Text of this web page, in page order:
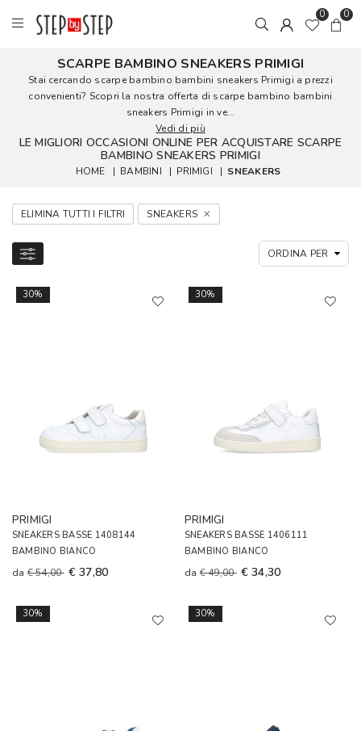
0 0
SCARPE BAMBINO SNEAKERS PRIMIGI
Stai cercando scarpe bambino bambini sneakers Primigi a prezzi
convenienti? Scopri la nostra offerta di scarpe bambino bambini
sneakers Primigi in ve...
Vedi di più
LE MIGLIORI OCCASIONI ONLINE PER ACQUISTARE SCARPE
BAMBINO SNEAKERS PRIMIGI
HOME | BAMBINI | PRIMIGI | SNEAKERS
ELIMINA TUTTI I FILTRI SNEAKERS
30%
PRIMIGI
SNEAKERS BASSE 1408144
BAMBINO BIANCO
da€ 54,00 € 37,80
30%
PRIMIGI
SNEAKERS BASSE 1406111
BAMBINO BIANCO
da€ 49,00 € 34,30
30% 30%